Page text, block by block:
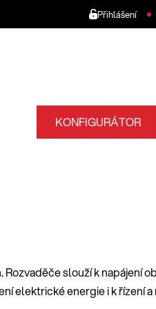
Přihlášení
KONFIGURÁTOR
slouží k napájení
elektrické energie i k řízení